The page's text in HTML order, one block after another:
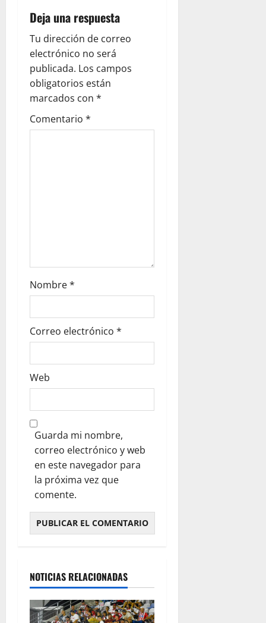
Deja una respuesta
Tu dirección de correo
electrónico no será
publicada. Los campos
obligatorios están
marcados con *
Comentario *
Nombre*
Correo electrónico *
Web
Guarda mi nombre,
correo electrónico y web
en este navegador para
la próxima vez que
comente.
NOTICIAS RELACIONADAS